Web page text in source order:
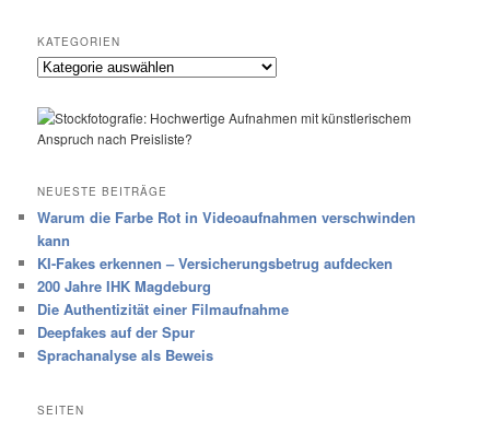
KATEGORIEN
Kategorien
NEUESTE BEITRÄGE
Warum die Farbe Rot in Videoaufnahmen verschwinden
kann
KI-Fakes erkennen – Versicherungsbetrug aufdecken
200 Jahre IHK Magdeburg
Die Authentizität einer Filmaufnahme
Deepfakes auf der Spur
Sprachanalyse als Beweis
SEITEN